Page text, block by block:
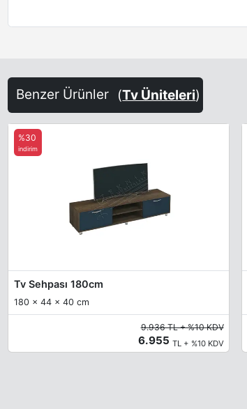
Benzer Ürünler (Tv Üniteleri)
Tv Sehpası 180cm
180 x 44 x 40 cm
%30
indirim
9.936 TL + %10 KDV
6.955 TL + %10 KDV